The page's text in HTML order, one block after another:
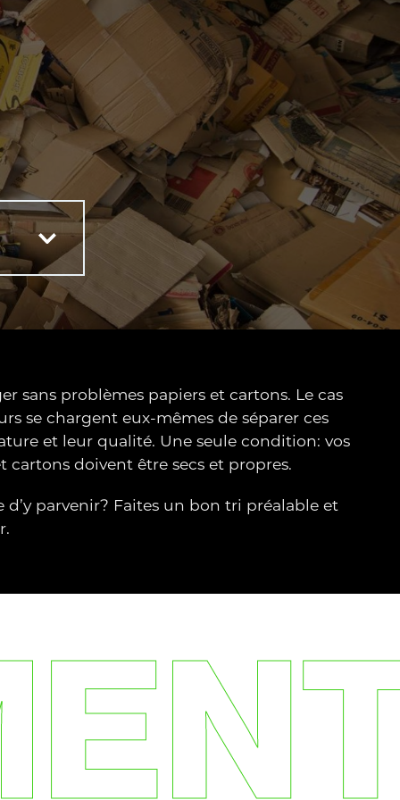
sans problèmes papiers et cartons. Le cas
se chargent eux-mêmes de séparer ces
et leur qualité. Une seule condition: vos
cartons doivent être secs et propres.
d’y parvenir? Faites un bon tri préalable et